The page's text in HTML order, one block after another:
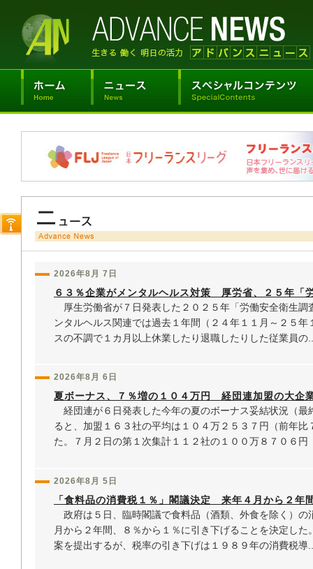
2026年8月 7日
６３％企業がメンタルヘルス対策 厚労省、２５年「
厚生労働省が７日発表した２０２５年「労働安全衛生調
ンタルヘルス関連では過去１年間（２４年１１月～２５年
スの不調で１カ月以上休業したり退職したりした従業員の
2026年8月 6日
夏ボーナス、７％増の１０４万円 経団連加盟の大企
経団連が６日発表した今年の夏のボーナス妥結状況（最
ると、加盟１６３社の平均は１０４万２５３７円（前年比
た。７月２日の第１次集計１１２社の１００万８７０６円
2026年8月 5日
「食料品の消費税１％」閣議決定 来年４月から２年
政府は５日、臨時閣議で食料品（酒類、外食を除く）の
月から２年間、８％から１％に引き下げることを決定した
案を提出するが、税率の引き下げは１９８９年の消費税導